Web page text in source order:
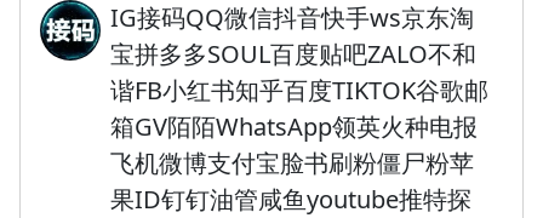
IG接码QQ微信抖音快手ws京东淘
宝拼多多SOUL百度贴吧ZALO不和
谐FB小红书知乎百度TIKTOK谷歌邮
箱GV陌陌WhatsApp领英火种电报
飞机微博支付宝脸书刷粉僵尸粉苹
果ID钉钉油管咸鱼youtube推特探